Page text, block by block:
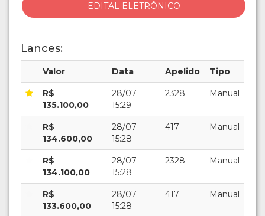
EDITAL ELETRÔNICO
Lances:
Valor Data Apelido Tipo
R$
135.100,00
28/07
15:29
2328 Manual
R$
134.600,00
28/07
15:28
417 Manual
R$
134.100,00
28/07
15:28
2328 Manual
R$
133.600,00
28/07
15:28
417 Manual